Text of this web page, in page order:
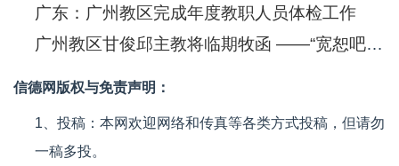
广东：广州教区完成年度教职人员体检工作
广州教区甘俊邱主教将临期牧函 ——“宽恕吧！”（谷11：25）
信德网版权与免责声明：
1、投稿：本网欢迎网络和传真等各类方式投稿，但请勿
一稿多投。